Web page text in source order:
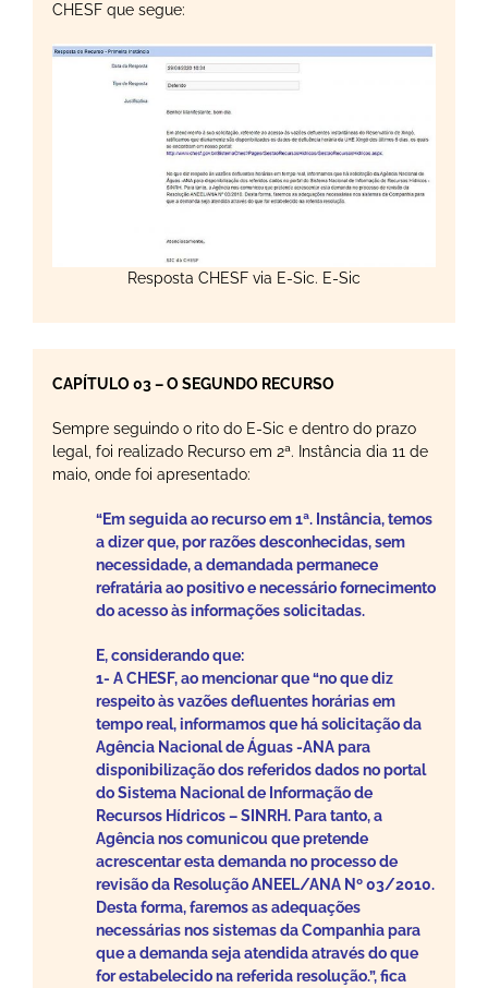
CHESF que segue:
Resposta CHESF via E-Sic. E-Sic
CAPÍTULO 03 – O SEGUNDO RECURSO
Sempre seguindo o rito do E-Sic e dentro do prazo
legal, foi realizado Recurso em 2ª. Instância dia 11 de
maio, onde foi apresentado:
“Em seguida ao recurso em 1ª. Instância, temos
a dizer que, por razões desconhecidas, sem
necessidade, a demandada permanece
refratária ao positivo e necessário fornecimento
do acesso às informações solicitadas.
E, considerando que:
1- A CHESF, ao mencionar que “no que diz
respeito às vazões defluentes horárias em
tempo real, informamos que há solicitação da
Agência Nacional de Águas -ANA para
disponibilização dos referidos dados no portal
do Sistema Nacional de Informação de
Recursos Hídricos – SINRH. Para tanto, a
Agência nos comunicou que pretende
acrescentar esta demanda no processo de
revisão da Resolução ANEEL/ANA Nº 03/2010.
Desta forma, faremos as adequações
necessárias nos sistemas da Companhia para
que a demanda seja atendida através do que
for estabelecido na referida resolução.”, fica